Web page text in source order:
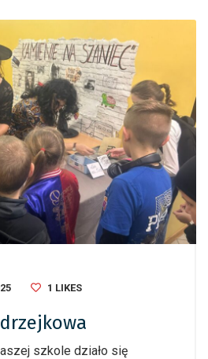
1 LIKES
szkole działo się